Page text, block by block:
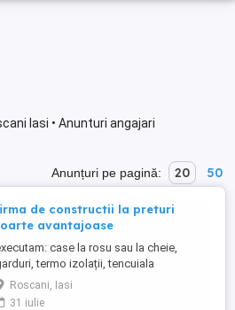
Iasi • Anunturi angajari
Anunțuri pe pagină: 20 50
de constructii la preturi
avantajoase
case la rosu sau la cheie,
termo izolații, tencuiala
pavele de orice fel, rigips,
de sprijin,
Roscani, Iasi
31 iulie